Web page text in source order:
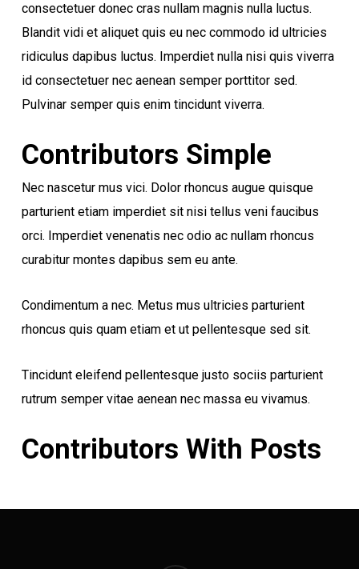
consectetuer donec cras nullam magnis nulla luctus.
Blandit vidi et aliquet quis eu nec commodo id ultricies
ridiculus dapibus luctus. Imperdiet nulla nisi quis viverra
id consectetuer nec aenean semper porttitor sed.
Pulvinar semper quis enim tincidunt viverra.
Contributors Simple
Nec nascetur mus vici. Dolor rhoncus augue quisque
parturient etiam imperdiet sit nisi tellus veni faucibus
orci. Imperdiet venenatis nec odio ac nullam rhoncus
curabitur montes dapibus sem eu ante.
Condimentum a nec. Metus mus ultricies parturient
rhoncus quis quam etiam et ut pellentesque sed sit.
Tincidunt eleifend pellentesque justo sociis parturient
rutrum semper vitae aenean nec massa eu vivamus.
Contributors With Posts